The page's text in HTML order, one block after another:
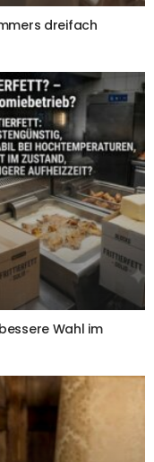
dreifach
Wahl im